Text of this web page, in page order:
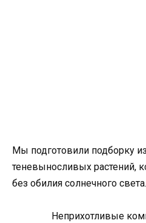
Мы подготовили подборку
теневыносливых растений,
без обилия солнечного света.
Неприхотливые